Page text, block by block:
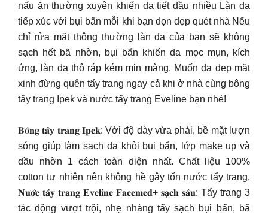
nấu ăn thường xuyên khiến da tiết dầu nhiều Làn da
tiếp xúc với bụi bẩn mỗi khi bạn dọn dẹp quét nhà Nếu
chỉ rửa mặt thông thường làn da của bạn sẽ không
sạch hết bã nhờn, bụi bẩn khiến da mọc mụn, kích
ứng, làn da thô ráp kém mịn màng. Muốn da đẹp mặt
xinh đừng quên tẩy trang ngay cả khi ở nhà cùng bông
tẩy trang Ipek và nước tẩy trang Eveline bạn nhé!
𝐁𝐨̂𝐧𝐠 𝐭𝐚̂̉𝐲 𝐭𝐫𝐚𝐧𝐠 𝐈𝐩𝐞𝐤: Với độ dày vừa phải, bề mặt lượn
sóng giúp làm sạch da khỏi bụi bẩn, lớp make up và
dầu nhờn 1 cách toàn diện nhất. Chất liệu 100%
cotton tự nhiên nên không hề gây tốn nước tẩy trang.
𝐍𝐮̛𝐨̛́𝐜 𝐭𝐚̂̉𝐲 𝐭𝐫𝐚𝐧𝐠 𝐄𝐯𝐞𝐥𝐢𝐧𝐞 𝐅𝐚𝐜𝐞𝐦𝐞𝐝+ 𝐬𝐚̣𝐜𝐡 𝐬𝐚̂𝐮: Tẩy trang 3
tác động vượt trội, nhẹ nhàng tẩy sạch bụi bẩn, bã